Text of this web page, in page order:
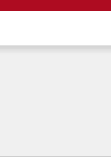
findet